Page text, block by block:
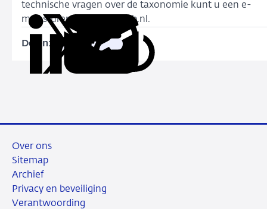
technische vragen over de taxonomie kunt u een e-
mail sturen naar xbrl@dnb.nl.
Delen:
Deel
via
DeelDeelKopieer
Over ons
Sitemap
Archief
Privacy en beveiliging
Verantwoording